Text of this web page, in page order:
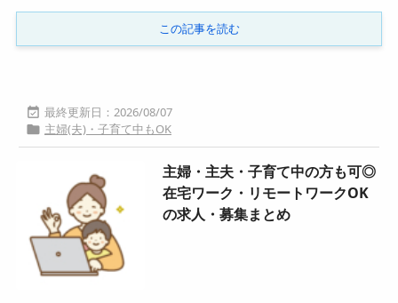
この記事を読む
 2026/08/07
 主婦(夫)・子育て中もOK
主婦・主夫・子育て中の方も可◎
在宅ワーク・リモートワークOK
の求人・募集まとめ